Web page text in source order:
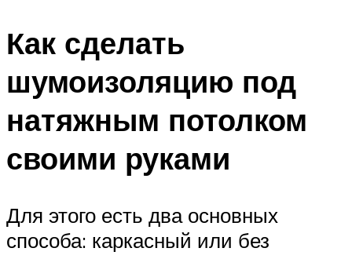
Как сделать
шумоизоляцию под
натяжным потолком
своими руками
Для этого есть два основных
способа: каркасный или без